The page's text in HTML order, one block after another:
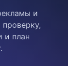
и
и план